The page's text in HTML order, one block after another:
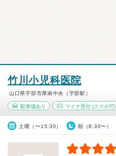
竹川小児科医院
山口県宇部市厚南中央（宇部駅）
駐車場あり マイナ受付(スマホ可)
土曜（〜15:30） 朝（8:30〜）